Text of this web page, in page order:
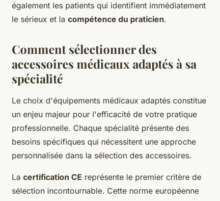
également les patients qui identifient immédiatement
le sérieux et la compétence du praticien.
Comment sélectionner des
accessoires médicaux adaptés à sa
spécialité
Le choix d'équipements médicaux adaptés constitue
un enjeu majeur pour l'efficacité de votre pratique
professionnelle. Chaque spécialité présente des
besoins spécifiques qui nécessitent une approche
personnalisée dans la sélection des accessoires.
La certification CE représente le premier critère de
sélection incontournable. Cette norme européenne